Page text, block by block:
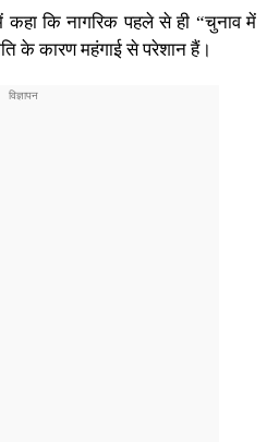
कहा कि नागरिक पहले से ही “चुनाव में
के कारण महंगाई से परेशान हैं।